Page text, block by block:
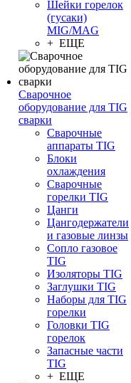
Шейки горелок
(гусаки)
MIG/MAG
+ ЕЩЕ
Сварочное
оборудование для TIG
сварки
Сварочные
аппараты TIG
Блоки
охлаждения
Сварочные
горелки TIG
Цанги
Цангодержатели
и газовые линзы
Сопло газовое
TIG
Изоляторы TIG
Заглушки TIG
Наборы для TIG
горелки
Головки TIG
горелок
Запасные части
TIG
+ ЕЩЕ